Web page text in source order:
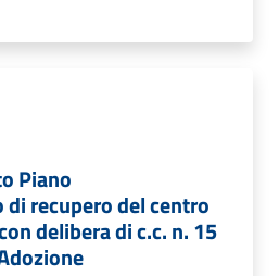
Piano
recupero del centro
delibera di c.c. n. 15